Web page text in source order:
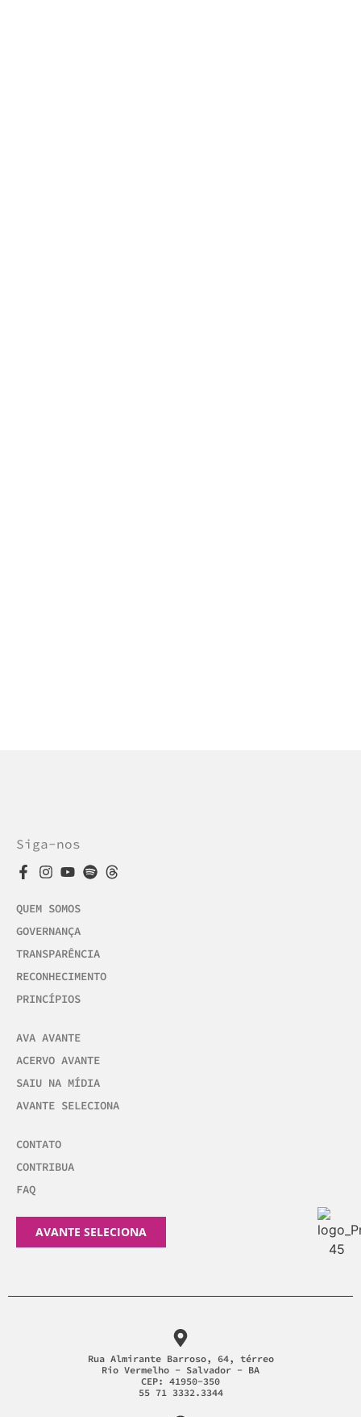
Siga-nos
QUEM SOMOS
GOVERNANÇA
TRANSPARÊNCIA
RECONHECIMENTO
PRINCÍPIOS
AVA AVANTE
ACERVO AVANTE
SAIU NA MÍDIA
AVANTE SELECIONA
CONTATO
CONTRIBUA
FAQ
AVANTE SELECIONA
Rua Almirante Barroso, 64, térreo
Rio Vermelho - Salvador - BA
CEP: 41950-350
55 71 3332.3344